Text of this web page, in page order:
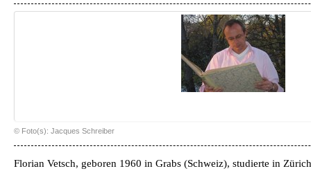
© Foto(s): Jacques Schreiber
Florian Vetsch, geboren 1960 in Grabs (Schweiz), studierte in